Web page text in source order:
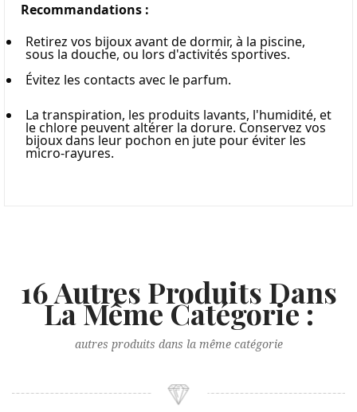
Recommandations :
Retirez vos bijoux avant de dormir, à la piscine,
sous la douche, ou lors d'activités sportives.
Évitez les contacts avec le parfum.
La transpiration, les produits lavants, l'humidité, et
le chlore peuvent altérer la dorure. Conservez vos
bijoux dans leur pochon en jute pour éviter les
micro-rayures.
16 Autres Produits Dans
La Même Catégorie :
autres produits dans la même catégorie